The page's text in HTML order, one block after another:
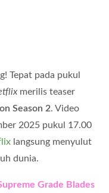
Tepat pada pukul
merilis teaser
Season 2. Video
2025 pukul 17.00
langsung menyulut
dunia.
Grade Blades